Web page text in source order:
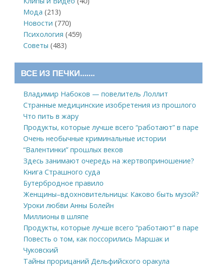
Мода (213)
Новости (770)
Психология (459)
Советы (483)
ВСЕ ИЗ ПЕЧКИ…….
Владимир Набоков — повелитель Лоллит
Странные медицинские изобретения из прошлого
Что пить в жару
Продукты, которые лучше всего “работают” в паре
Очень необычные криминальные истории
“Валентинки” прошлых веков
Здесь занимают очередь на жертвоприношение?
Книга Страшного суда
Бутербродное правило
Женщины–вдохновительницы: Каково быть музой?
Уроки любви Анны Болейн
Миллионы в шляпе
Продукты, которые лучше всего “работают” в паре
Повесть о том, как поссорились Маршак и
Чуковский
Тайны прорицаний Дельфийского оракула